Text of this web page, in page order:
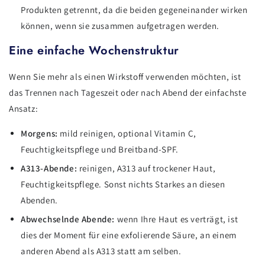
Produkten getrennt, da die beiden gegeneinander wirken
können, wenn sie zusammen aufgetragen werden.
Eine einfache Wochenstruktur
Wenn Sie mehr als einen Wirkstoff verwenden möchten, ist
das Trennen nach Tageszeit oder nach Abend der einfachste
Ansatz:
Morgens: mild reinigen, optional Vitamin C,
Feuchtigkeitspflege und Breitband-SPF.
A313-Abende: reinigen, A313 auf trockener Haut,
Feuchtigkeitspflege. Sonst nichts Starkes an diesen
Abenden.
Abwechselnde Abende: wenn Ihre Haut es verträgt, ist
dies der Moment für eine exfolierende Säure, an einem
anderen Abend als A313 statt am selben.